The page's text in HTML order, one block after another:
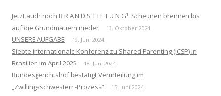
Jetzt auch noch B R A N D S T I F T U N G¹: Scheunen brennen bis
auf die Grundmauern nieder
13. Oktober 2024
UNSERE AUFGABE 19. Juni 2024
Siebte internationale Konferenz zu Shared Parenting (ICSP) in
Brasilien im April 2025
18. Juni 2024
Bundesgerichtshof bestätigt Verurteilung im
„Zwillingsschwestern-Prozess“
15. Juni 2024